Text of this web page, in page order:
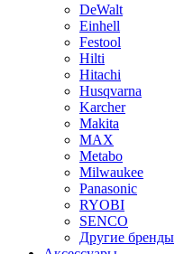
DeWalt
Einhell
Festool
Hilti
Hitachi
Husqvarna
Karcher
Makita
MAX
Metabo
Milwaukee
Panasonic
RYOBI
SENCO
Другие бренды